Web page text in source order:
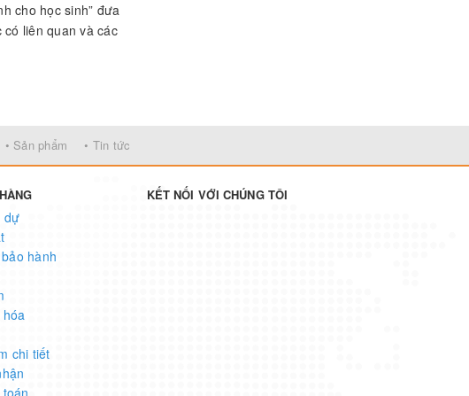
cho học sinh” đưa
liên quan và các
động giáo dục;
• Sản phẩm • Tin tức
dự
hành
chi tiết
KẾT NỐI VỚI CHÚNG TÔI